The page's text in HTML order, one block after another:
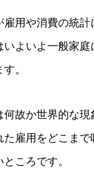
雇用や消費の統計
いよいよ一般家庭
。
何故か世界的な現
た雇用をどこまで
ころです。